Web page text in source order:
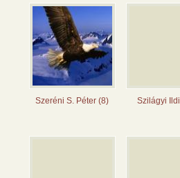
Szeréni S. Péter (8) Szilágyi